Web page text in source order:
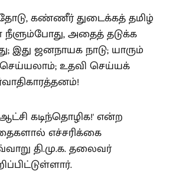
கண்ணீர் துடைக்கத் தமிழ்
அதைத் தடுக்க
இது ஜனநாயக நாடு; யாரும்
செய்யலாம்; உதவி செய்யக்
கடிந்தொழிக!' என்ற
எச்சரிக்கை
தி.மு.க. தலைவர்